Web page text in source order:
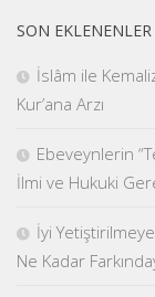
SON EKLENENLER
İslâm ile
Kur’ana Arzı
Ebeveynlerin
İlmi ve Hukuki
İyi
Ne Kadar